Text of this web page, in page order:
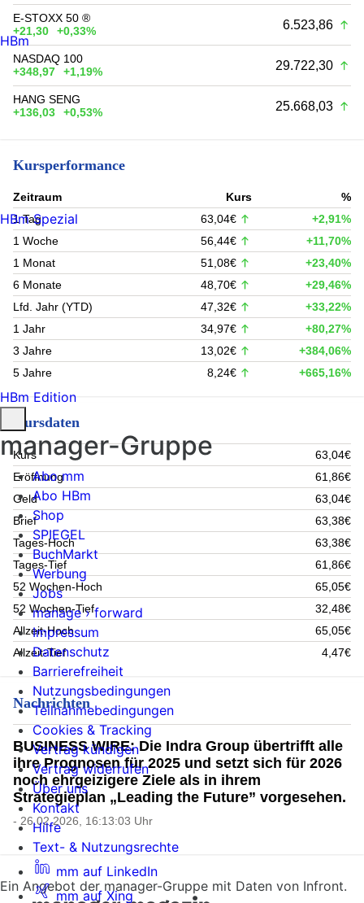
E-STOXX 50 ®
+21,30
+0,33% 6.523,86
NASDAQ 100
+348,97
+1,19% 29.722,30
HANG SENG
+136,03
+0,53% 25.668,03
Kursperformance
Zeitraum Kurs
%
1 Tag
63,04€
+2,91%
1 Woche
56,44€
+11,70%
1 Monat
51,08€
+23,40%
6 Monate
48,70€
+29,46%
Lfd. Jahr (YTD)
47,32€
+33,22%
1 Jahr
34,97€
+80,27%
3 Jahre
13,02€
+384,06%
5 Jahre
8,24€ +665,16%
Kursdaten
Kurs
63,04€
Eröffnung
61,86€
Geld
63,04€
Brief
63,38€
Tages-Hoch
63,38€
Tages-Tief
61,86€
52 Wochen-Hoch
65,05€
52 Wochen-Tief
32,48€
Allzeit-Hoch
65,05€
Allzeit-Tief
4,47€
Nachrichten
BUSINESS WIRE: Die Indra Group übertrifft alle
ihre Prognosen für 2025 und setzt sich für 2026
noch ehrgeizigere Ziele als in ihrem
Strategieplan „Leading the Future” vorgesehen.
- 26.02.2026, 16:13:03 Uhr
Ein Angebot der manager-Gruppe mit Daten von Infront.
HBm
HBm Spezial
HBm Edition
manager-Gruppe
Abo mm
Abo HBm
Shop
SPIEGEL
BuchMarkt
Werbung
Jobs
manage › forward
Impressum
Datenschutz
Barrierefreiheit
Nutzungsbedingungen
Teilnahmebedingungen
Cookies & Tracking
Vertrag kündigen
Vertrag widerrufen
Über uns
Kontakt
Hilfe
Text- & Nutzungsrechte
mm auf LinkedIn
mm auf Xing